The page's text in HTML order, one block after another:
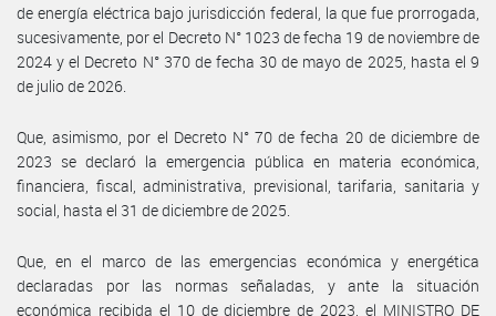
de energía eléctrica bajo jurisdicción federal, la que fue prorrogada,
sucesivamente, por el Decreto N° 1023 de fecha 19 de noviembre de
2024 y el Decreto N° 370 de fecha 30 de mayo de 2025, hasta el 9
de julio de 2026.
Que, asimismo, por el Decreto N° 70 de fecha 20 de diciembre de
2023 se declaró la emergencia pública en materia económica,
financiera, fiscal, administrativa, previsional, tarifaria, sanitaria y
social, hasta el 31 de diciembre de 2025.
Que, en el marco de las emergencias económica y energética
declaradas por las normas señaladas, y ante la situación
económica recibida el 10 de diciembre de 2023, el MINISTRO DE